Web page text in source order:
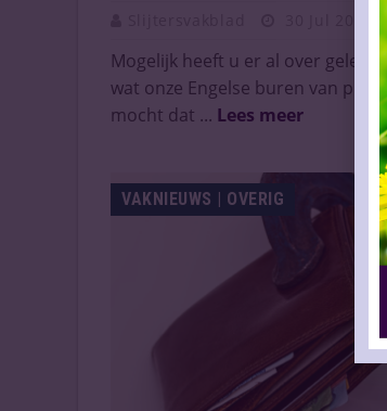
Mogelijk heeft u er al over
wat onze Engelse buren van plan
mocht dat ... Lees meer
VAKNIEUWS | OVERIG